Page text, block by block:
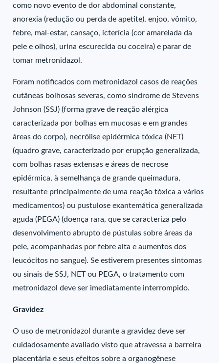
como novo evento de dor abdominal constante,
anorexia (redução ou perda de apetite), enjoo, vômito,
febre, mal-estar, cansaço, icterícia (cor amarelada da
pele e olhos), urina escurecida ou coceira) e parar de
tomar metronidazol.
Foram notificados com metronidazol casos de reações
cutâneas bolhosas severas, como síndrome de Stevens
Johnson (SSJ) (forma grave de reação alérgica
caracterizada por bolhas em mucosas e em grandes
áreas do corpo), necrólise epidérmica tóxica (NET)
(quadro grave, caracterizado por erupção generalizada,
com bolhas rasas extensas e áreas de necrose
epidérmica, à semelhança de grande queimadura,
resultante principalmente de uma reação tóxica a vários
medicamentos) ou pustulose exantemática generalizada
aguda (PEGA) (doença rara, que se caracteriza pelo
desenvolvimento abrupto de pústulas sobre áreas da
pele, acompanhadas por febre alta e aumentos dos
leucócitos no sangue). Se estiverem presentes sintomas
ou sinais de SSJ, NET ou PEGA, o tratamento com
metronidazol deve ser imediatamente interrompido.
Gravidez
O uso de metronidazol durante a gravidez deve ser
cuidadosamente avaliado visto que atravessa a barreira
placentária e seus efeitos sobre a organogênese